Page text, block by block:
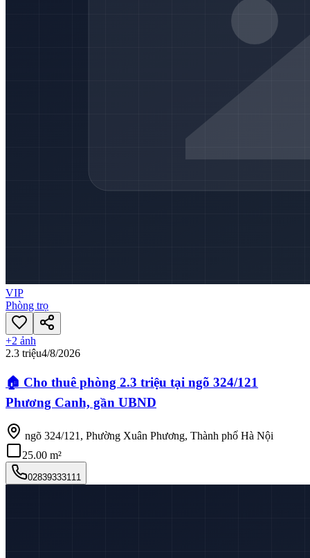
VIP
Phòng trọ
+2 ảnh
2.3 triệu4/8/2026
🏠 Cho thuê phòng 2.3 triệu tại ngõ 324/121
Phương Canh, gần UBND
ngõ 324/121, Phường Xuân Phương, Thành phố Hà Nội
25.00 m²
02839333111